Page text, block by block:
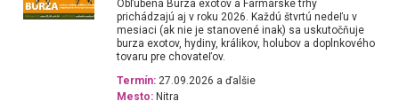
Obľúbená Burza exotov a Farmárske trhy
prichádzajú aj v roku 2026. Každú štvrtú nedeľu v
mesiaci (ak nie je stanovené inak) sa uskutočňuje
burza exotov, hydiny, králikov, holubov a doplnkového
tovaru pre chovateľov.
Termín: 27.09.2026 a ďalšie
Mesto: Nitra